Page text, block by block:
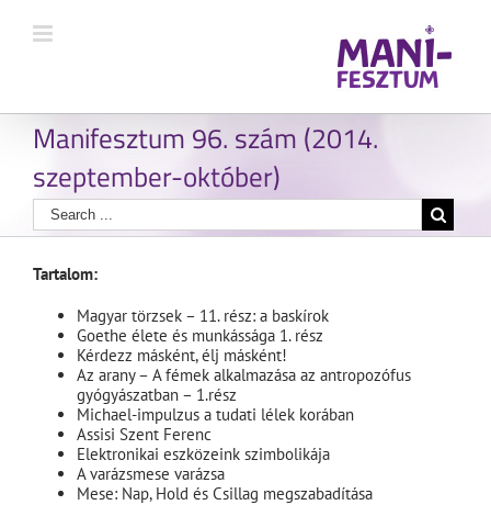
Manifesztum 96. szám (2014.
szeptember-október)
Tartalom:
Magyar törzsek – 11. rész: a baskírok
Goethe élete és munkássága 1. rész
Kérdezz másként, élj másként!
Az arany – A fémek alkalmazása az antropozófus
gyógyászatban – 1.rész
Michael-impulzus a tudati lélek korában
Assisi Szent Ferenc
Elektronikai eszközeink szimbolikája
A varázsmese varázsa
Mese: Nap, Hold és Csillag megszabadítása